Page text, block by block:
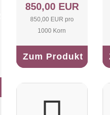
850,00 EUR
850,00 EUR pro
1000 Korn
Zum Produkt